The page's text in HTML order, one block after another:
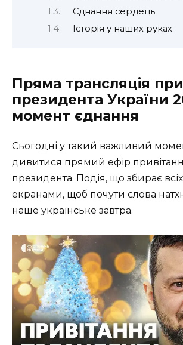
Єднання сердець
Історія у наших руках
Пряма трансляція
президента України
момент єднання
Сьогодні у такий важливий
дивитися прямий ефір
президента. Подія, що збирає
екранами, щоб почути слова
наше українське завтра.